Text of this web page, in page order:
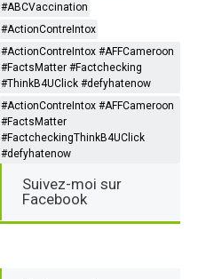
#ABCVaccination
#ActionContreIntox
#ActionContreIntox #AFFCameroon
#FactsMatter #Factchecking
#ThinkB4UClick #defyhatenow
#ActionContreIntox #AFFCameroon
#FactsMatter
#FactcheckingThinkB4UClick
#defyhatenow
Suivez-moi sur
Facebook